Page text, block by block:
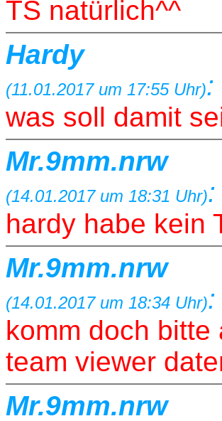
TS natürlich^^
Hardy
(11.01.2017 um 17:55 Uhr):
was soll damit
Mr.9mm.nrw
(14.01.2017 um 18:31 Uhr):
hardy habe kein
Mr.9mm.nrw
(14.01.2017 um 18:34 Uhr):
komm doch
team viewer
Mr.9mm.nrw